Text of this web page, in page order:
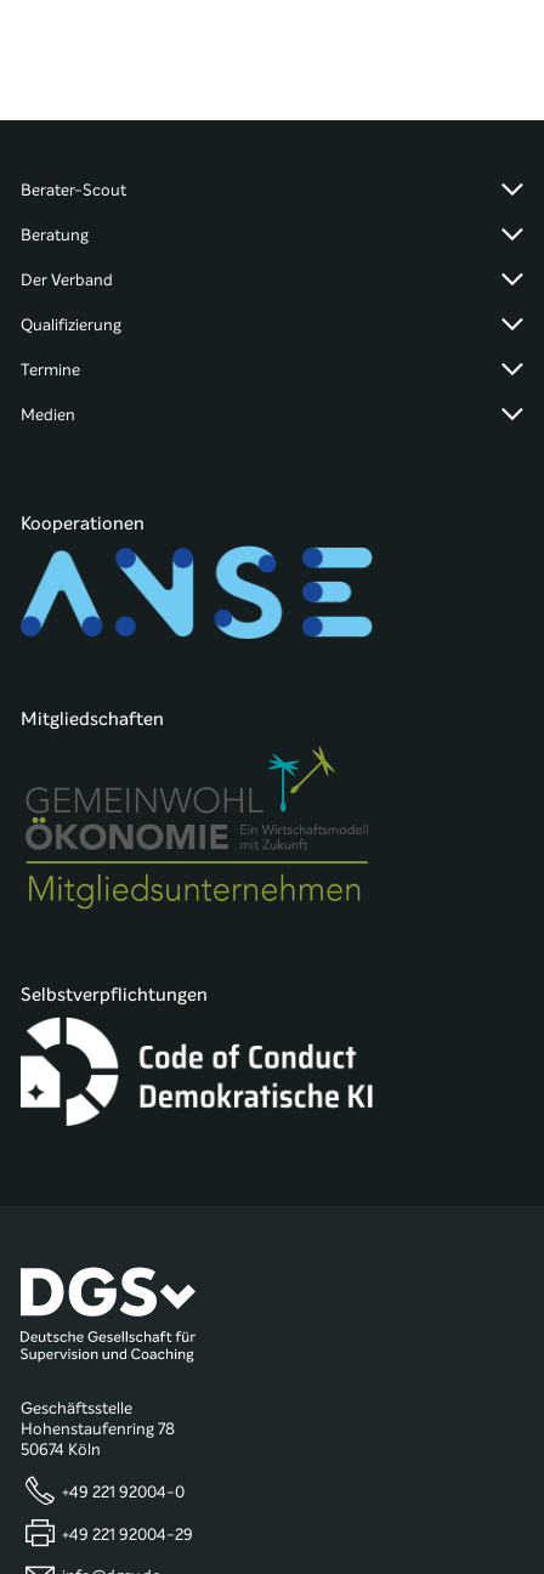
Berater-Scout
Beratung
Der Verband
Qualifizierung
Termine
Medien
Kooperationen
Mitgliedschaften
Selbstverpflichtungen
Geschäftsstelle
Hohenstaufenring 78
50674 Köln
+49 221 92004-0
+49 221 92004-29